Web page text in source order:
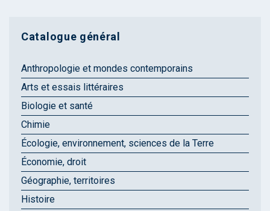
Catalogue général
Anthropologie et mondes contemporains
Arts et essais littéraires
Biologie et santé
Chimie
Écologie, environnement, sciences de la Terre
Économie, droit
Géographie, territoires
Histoire